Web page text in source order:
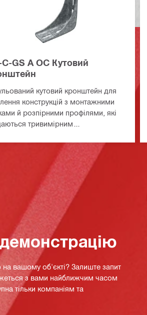
C-GS A OC Кутовий
кутовий кронштейн для
конструкцій з монтажними
й розпірними профілями, які
тривимірним
у середовищах з
рівнем забруднення
вашому об'єкті? Залиште запит
з вами найближчим часом
тільки компаніям та